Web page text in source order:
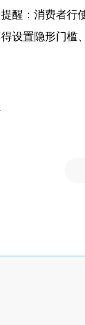
醒：消费者行
设置隐形门槛